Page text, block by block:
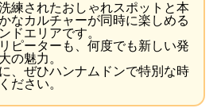
練されたおしゃれスポットと本
なカルチャーが同時に楽しめる
ドエリアです。
ピーターも、何度でも新しい発
の魅力。
、ぜひハンナムドンで特別な時
ださい。